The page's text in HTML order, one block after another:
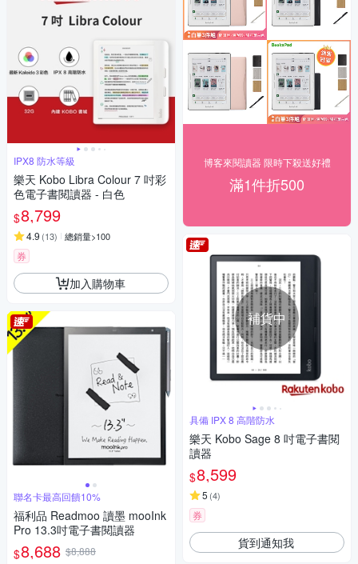
IPX8 防水等級
樂天 Kobo Libra Colour 7 吋彩
色電子書閱讀器 - 白色
$8,799
4.9 (13) 總銷量>100
券
加入購物車
聯名卡最高回饋10%
福利品 Readmoo 讀墨 mooInk
Pro 13.3吋電子書閱讀器
$8,688 $8,888
博客來閱讀器 限時下殺送好禮
滿1件折500
補貨中
具備 IPX 8 高階防水
樂天 Kobo Sage 8 吋電子書閱
讀器
$8,599
5 (4)
券
貨到通知我